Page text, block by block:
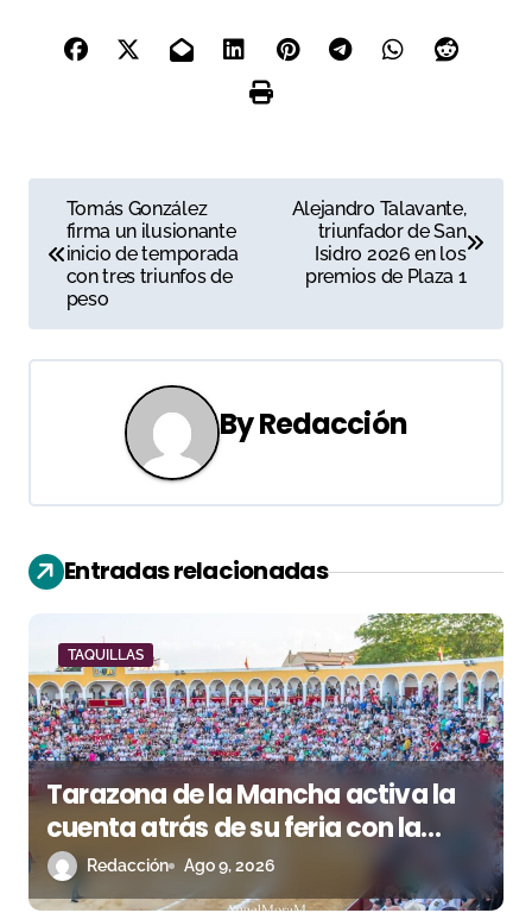
a
e
c
i
ó
d
e
e
n
t
Tomás González
firma un ilusionante
inicio de temporada
con tres triunfos de
peso
Alejandro Talavante,
triunfador de San
Isidro 2026 en los
premios de Plaza 1
ByRedacción
Entradas relacionadas
TAQUILLAS
Tarazona de la Mancha activa la
cuenta atrás de su feria con la
renovación de abonos
Redacción Ago 9, 2026